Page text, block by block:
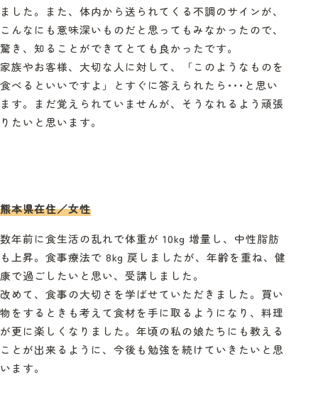
ました。また、体内から送られてくる不調のサインが、
こんなにも意味深いものだと思ってもみなかったので、
驚き、知ることができてとても良かったです。
家族やお客様、大切な人に対して、「このようなものを
食べるといいですよ」とすぐに答えられたら･･･と思い
ます。まだ覚えられていませんが、そうなれるよう頑張
りたいと思います。
熊本県在住／女性
数年前に食生活の乱れで体重が 10kg 増量し、中性脂肪
も上昇。食事療法で 8kg 戻しましたが、年齢を重ね、健
康で過ごしたいと思い、受講しました。
改めて、食事の大切さを学ばせていただきました。買い
物をするときも考えて食材を手に取るようになり、料理
が更に楽しくなりました。年頃の私の娘たちにも教える
ことが出来るように、今後も勉強を続けていきたいと思
います。